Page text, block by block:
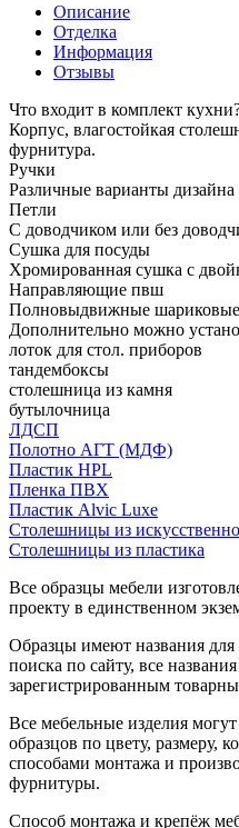
Описание
Отделка
Информация
Отзывы
Что входит в комплект
Корпус, влагостойкая
фурнитура.
Ручки
Различные варианты
Петли
С доводчиком или без
Сушка для посуды
Хромированная сушка с
Направляющие пвш
Полновыдвижные
Дополнительно можно
лоток для стол. приборов
тандембоксы
столешница из камня
бутылочница
ЛДСП
Полотно АГТ (МДФ)
Пластик HPL
Пленка ПВХ
Пластик Alvic Luxe
Столешницы из
Столешницы из пластика
Все образцы мебели
проекту в единственном
Образцы имеют названия для
поиска по сайту, все
зарегистрированным
Все мебельные изделия
образцов по цвету, размеру,
способами монтажа и
фурнитуры.
Способ монтажа и крепёж